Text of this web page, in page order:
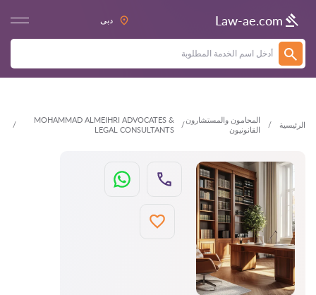
Law-ae.com دبى
الرئيسية
المحامون والمستشارون
القانونيون
MOHAMMAD ALMEIHRI ADVOCATES &
LEGAL CONSULTANTS
العودة